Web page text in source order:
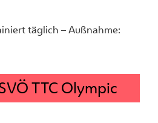
täglich – Außnahme:
TTC Olympic